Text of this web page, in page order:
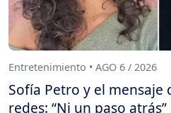
Entretenimiento • AGO 6 / 2026
Sofía Petro y el mensaje
redes: “Ni un paso atrás”